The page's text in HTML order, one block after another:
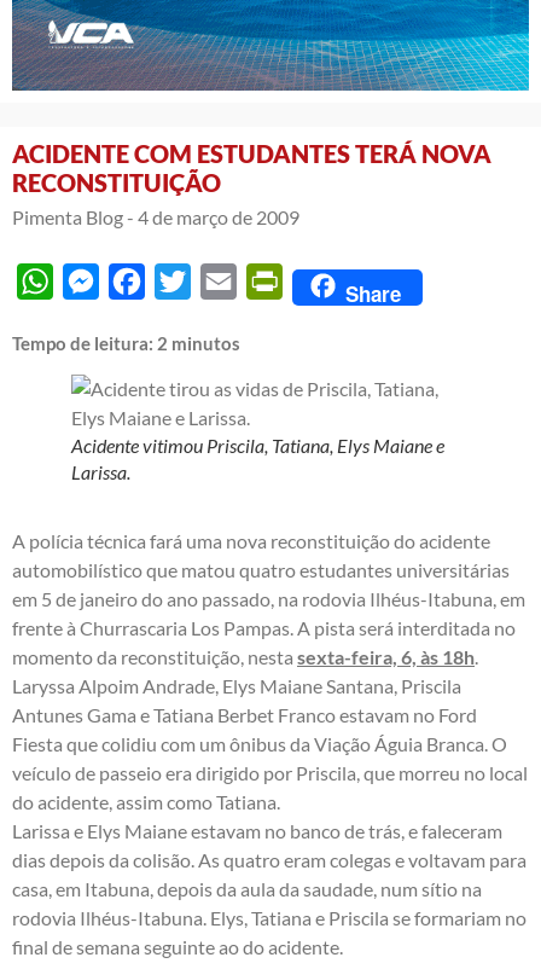
ACIDENTE COM ESTUDANTES TERÁ NOVA
RECONSTITUIÇÃO
Pimenta Blog - 4 de março de 2009
WhatsAppMessengerFacebook
Twitter Email PrintFriendly
Share
Tempo de leitura: 2 minutos
Acidente vitimou Priscila, Tatiana, Elys Maiane e
Larissa.
A polícia técnica fará uma nova reconstituição do acidente
automobilístico que matou quatro estudantes universitárias
em 5 de janeiro do ano passado, na rodovia Ilhéus-Itabuna, em
frente à Churrascaria Los Pampas. A pista será interditada no
momento da reconstituição, nesta sexta-feira, 6, às 18h.
Laryssa Alpoim Andrade, Elys Maiane Santana, Priscila
Antunes Gama e Tatiana Berbet Franco estavam no Ford
Fiesta que colidiu com um ônibus da Viação Águia Branca. O
veículo de passeio era dirigido por Priscila, que morreu no local
do acidente, assim como Tatiana.
Larissa e Elys Maiane estavam no banco de trás, e faleceram
dias depois da colisão. As quatro eram colegas e voltavam para
casa, em Itabuna, depois da aula da saudade, num sítio na
rodovia Ilhéus-Itabuna. Elys, Tatiana e Priscila se formariam no
final de semana seguinte ao do acidente.